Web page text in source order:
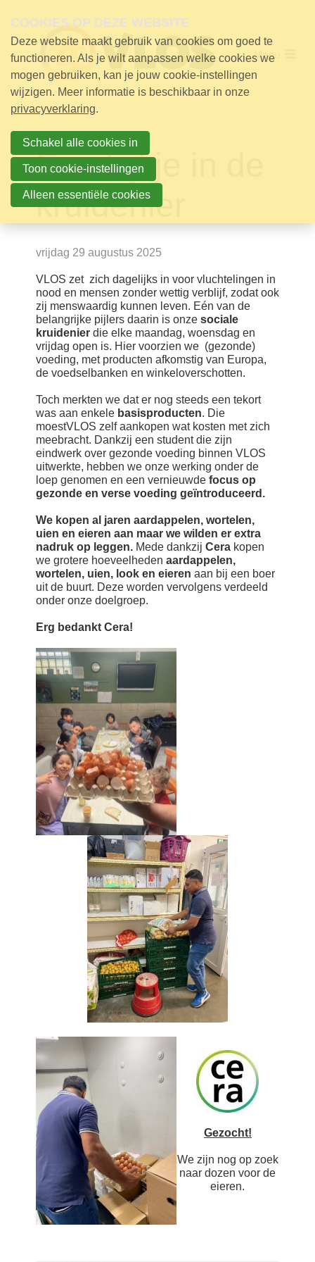
links
Jump
to
navigation
Jump
to
main
Menu
Een kijkje in de
kruidenier
vrijdag 29 augustus 2025
VLOS zet zich dagelijks in voor vluchtelingen in
nood en mensen zonder wettig verblijf, zodat ook
zij menswaardig kunnen leven. Eén van de
belangrijke pijlers daarin is onze sociale
kruidenierdie elke maandag, woensdag en
vrijdag open is. Hier voorzien we (gezonde)
voeding, met producten afkomstig van Europa,
de voedselbanken en winkeloverschotten.
Toch merkten we dat er nog steeds een tekort
was aan enkele basisproducten. Die
moestVLOS zelf aankopen wat kosten met zich
meebracht. Dankzij een student die zijn
eindwerk over gezonde voeding binnen VLOS
uitwerkte, hebben we onze werking onder de
loep genomen en een vernieuwde focus op
gezonde en verse voeding geïntroduceerd.
We kopen al jaren aardappelen, wortelen,
uien en eieren aan maar we wilden er extra
nadruk op leggen. Mede dankzij Cerakopen
we grotere hoeveelheden aardappelen,
wortelen, uien, look en eieren aan bij een boer
uit de buurt. Deze worden vervolgens verdeeld
onder onze doelgroep.
Erg bedankt Cera!
Gezocht!
We zijn nog op zoek
naar dozen voor de
eieren.
« Terug
Over VLOS
Werking
Nieuws
25 jaar VLOS
Aanmelden voor de nieuwsbrief
Contact
Contact
Search
Nederlands
COOKIES OP DEZE WEBSITE
Deze website maakt gebruik van cookies om goed te
functioneren. Als je wilt aanpassen welke cookies we
mogen gebruiken, kan je jouw cookie-instellingen
wijzigen. Meer informatie is beschikbaar in onze
privacyverklaring.
Schakel alle cookies in
Toon cookie-instellingen
Alleen essentiële cookies